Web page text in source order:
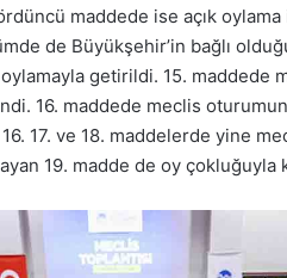
maddede ise açık
de Büyükşehir’in bağlı
getirildi. 15. maddede
16. maddede meclis
17. ve 18. maddelerde yine
19. madde de oy çokluğuyla